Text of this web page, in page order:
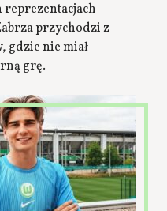
reprezentacjach
przychodzi z
gdzie nie miał
grę.